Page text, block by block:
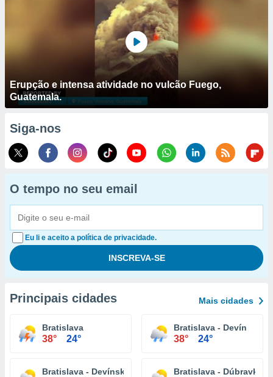
Erupção e intensa atividade no vulcão Fuego,
Guatemala.
Siga-nos
O tempo no seu email
Eu li e aceito a política de privacidade.
Principais cidades Mais cidades
Bratislava
38° 24°
Bratislava - Devín
38° 24°
Bratislava - Devínska Nová Ves Bratislava - Dúbravka